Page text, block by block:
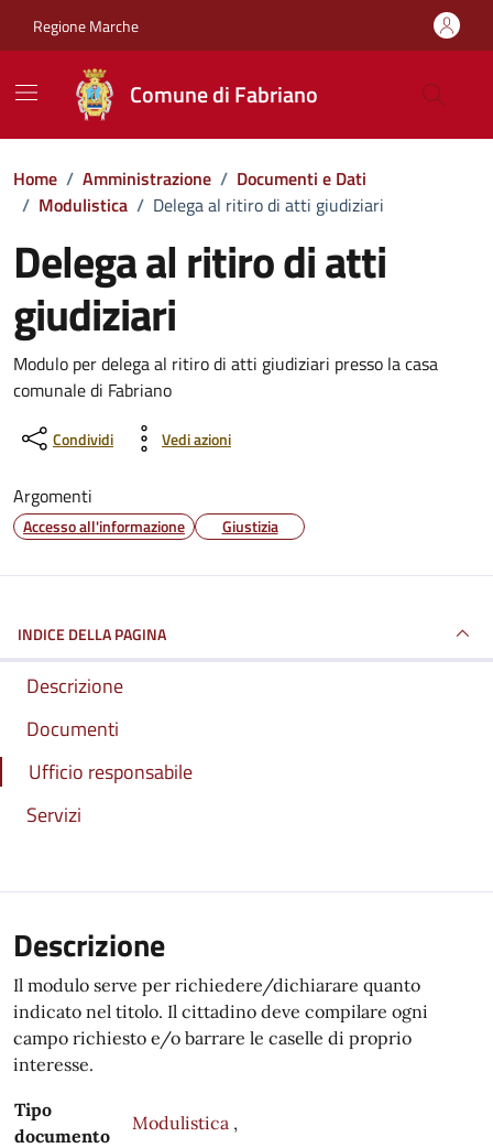
Regione Marche
Comune di Fabriano
Home / Amministrazione / Documenti e Dati
/ Modulistica / Delega al ritiro di atti giudiziari
Delega al ritiro di atti
giudiziari
Dettagli del documento
Modulo per delega al ritiro di atti giudiziari presso la casa
comunale di Fabriano
Condividi Vedi azioni
Argomenti
Accesso all'informazione Giustizia
INDICE DELLA PAGINA
Descrizione
Documenti
Ufficio responsabile
Servizi
Descrizione
Il modulo serve per richiedere/dichiarare quanto
indicato nel titolo. Il cittadino deve compilare ogni
campo richiesto e/o barrare le caselle di proprio
interesse.
Tipo
documento
Modulistica ,